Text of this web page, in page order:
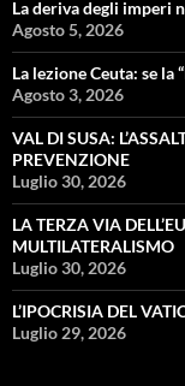
La deriva degli imperi
Agosto 5, 2026
La lezione Ceuta: se la
Agosto 3, 2026
VAL DI SUSA:
PREVENZIONE
Luglio 30, 2026
LA TERZA VIA
MULTILATERALISMO
Luglio 30, 2026
L’IPOCRISIA DEL
Luglio 29, 2026